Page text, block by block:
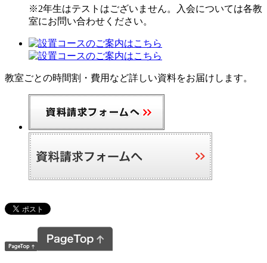
※2年生はテストはございません。入会については各教
室にお問い合わせください。
教室ごとの時間割・費用など詳しい資料をお届けします。